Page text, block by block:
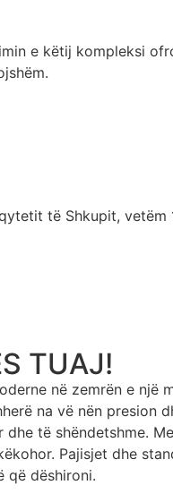
e këtij kompleksi
të Shkupit, vetëm
TUAJ!
në zemrën e një
na vë nën presion
të shëndetshme.
Pajisjet dhe
që dëshironi.